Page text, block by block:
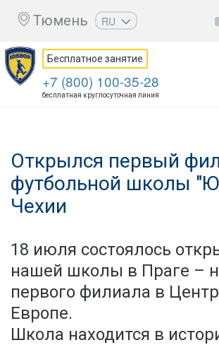
Тюмень
RU
EN
UZ
KZ
Бесплатное занятие
+7 (800) 100-35-28
бесплатная круглосуточная линия
Открылся первый
футбольной школы
Чехии
18 июля состоялось
нашей школы в Праге –
первого филиала в
Европе.
Школа находится в